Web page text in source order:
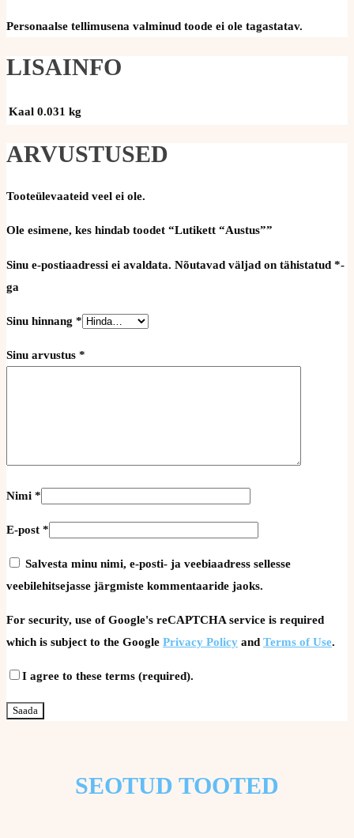
Personaalse tellimusena valminud toode ei ole tagastatav.
LISAINFO
Kaal 0.031 kg
ARVUSTUSED
Tooteülevaateid veel ei ole.
Ole esimene, kes hindab toodet “Lutikett “Austus””
Sinu e-postiaadressi ei avaldata. Nõutavad väljad on tähistatud *-
ga
Sinu hinnang *
Sinu arvustus *
Nimi *
E-post *
Salvesta minu nimi, e-posti- ja veebiaadress sellesse
veebilehitsejasse järgmiste kommentaaride jaoks.
For security, use of Google's reCAPTCHA service is required
which is subject to the Google Privacy Policy and Terms of Use.
I agree to these terms (required).
SEOTUD TOOTED